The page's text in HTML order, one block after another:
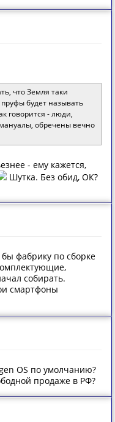
что Земля таки
пруфы будет называть
говорится - люди,
обречены вечно
- ему кажется,
Шутка. Без обид, ОК?
фабрику по сборке
собирать.
смартфоны
OS по умолчанию?
продаже в РФ?